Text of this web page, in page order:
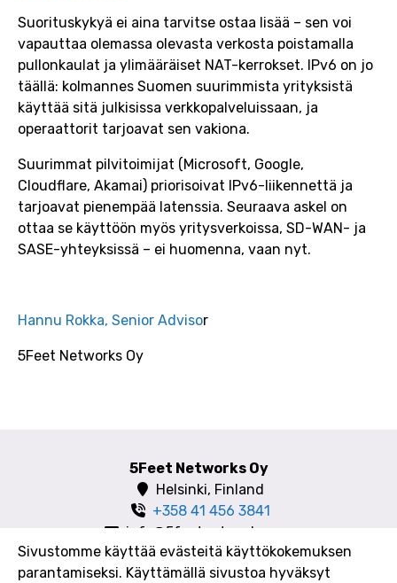
Suorituskykyä ei aina tarvitse ostaa lisää – sen voi
vapauttaa olemassa olevasta verkosta poistamalla
pullonkaulat ja ylimääräiset NAT-kerrokset. IPv6 on jo
täällä: kolmannes Suomen suurimmista yrityksistä
käyttää sitä julkisissa verkkopalveluissaan, ja
operaattorit tarjoavat sen vakiona.
Suurimmat pilvitoimijat (Microsoft, Google,
Cloudflare, Akamai) priorisoivat IPv6-liikennettä ja
tarjoavat pienempää latenssia. Seuraava askel on
ottaa se käyttöön myös yritysverkoissa, SD-WAN- ja
SASE-yhteyksissä – ei huomenna, vaan nyt.
Hannu Rokka, Senior Advisor
5Feet Networks Oy
5Feet Networks Oy
Helsinki, Finland
+358 41 456 3841
info@5feetnetworks.com
Sivustomme käyttää evästeitä käyttökokemuksen
parantamiseksi. Käyttämällä sivustoa hyväksyt